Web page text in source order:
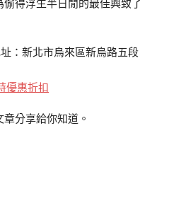
得浮生半日閒的最佳興致了
：新北市烏來區新烏路五段
優惠折扣
分享給你知道。